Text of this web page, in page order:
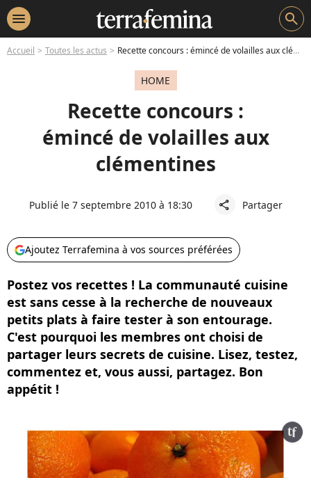
menu search
Accueil Toutes les actus Recette concours : émincé de volailles aux clémentines
HOME
Recette concours :
émincé de volailles aux
clémentines
Publié le 7 septembre 2010 à 18:30 share Partager
Ajoutez Terrafemina à vos sources préférées
Postez vos recettes ! La communauté cuisine
est sans cesse à la recherche de nouveaux
petits plats à faire tester à son entourage.
C'est pourquoi les membres ont choisi de
partager leurs secrets de cuisine. Lisez, testez,
commentez et, vous aussi, partagez. Bon
appétit !